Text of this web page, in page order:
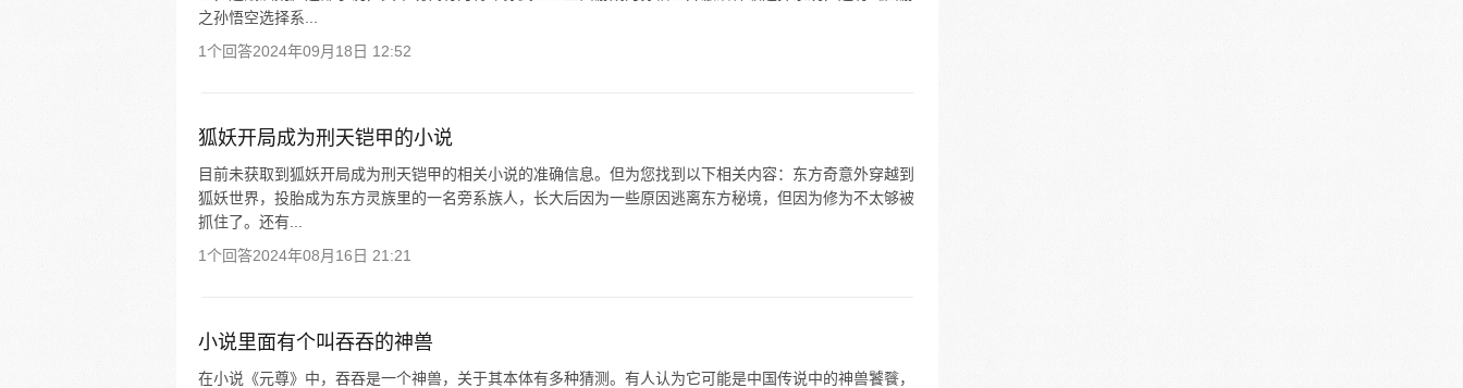
之孙悟空选择系...
1个回答2024年09月18日 12:52
狐妖开局成为刑天铠甲的小说
目前未获取到狐妖开局成为刑天铠甲的相关小说的准确信息。但为您找到以下相关内容：东方奇意外穿越到
狐妖世界，投胎成为东方灵族里的一名旁系族人，长大后因为一些原因逃离东方秘境，但因为修为不太够被
抓住了。还有...
1个回答2024年08月16日 21:21
小说里面有个叫吞吞的神兽
在小说《元尊》中，吞吞是一个神兽，关于其本体有多种猜测。有人认为它可能是中国传说中的神兽饕餮，